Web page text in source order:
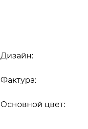
Основной цвет:
Дизайн:
Фактура: